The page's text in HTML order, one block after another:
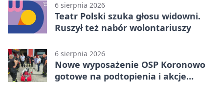
6 sierpnia 2026
Teatr Polski szuka głosu widowni.
Ruszył też nabór wolontariuszy
6 sierpnia 2026
Nowe wyposażenie OSP Koronowo
gotowe na podtopienia i akcje